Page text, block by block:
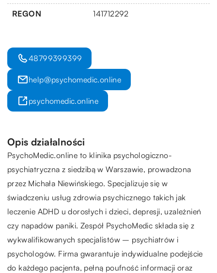
REGON 141712292
48799399399
help@psychomedic.online
psychomedic.online
Opis działalności
PsychoMedic.online to klinika psychologiczno-
psychiatryczna z siedzibą w Warszawie, prowadzona
przez Michała Niewińskiego. Specjalizuje się w
świadczeniu usług zdrowia psychicznego takich jak
leczenie ADHD u dorosłych i dzieci, depresji, uzależnień
czy napadów paniki. Zespół PsychoMedic składa się z
wykwalifikowanych specjalistów – psychiatrów i
psychologów. Firma gwarantuje indywidualne podejście
do każdego pacjenta, pełną poufność informacji oraz